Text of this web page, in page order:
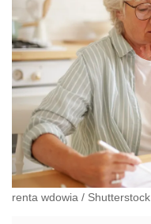
renta wdowia / Shutterstock